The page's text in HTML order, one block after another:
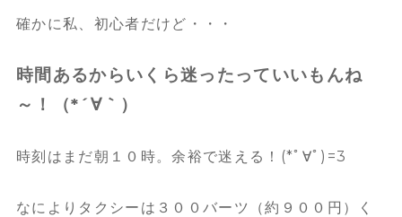
確かに私、初心者だけど・・・
時間あるからいくら迷ったっていいもんね
～！（*´∀｀）
時刻はまだ朝１０時。余裕で迷える！(*ﾟ∀ﾟ)=3
なによりタクシーは３００バーツ（約９００円）く